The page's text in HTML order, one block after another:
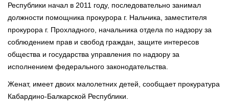
Республики начал в 2011 году, последовательно занимал
должности помощника прокурора г. Нальчика, заместителя
прокурора г. Прохладного, начальника отдела по надзору за
соблюдением прав и свобод граждан, защите интересов
общества и государства управления по надзору за
исполнением федерального законодательства.
Женат, имеет двоих малолетних детей, сообщает прокуратура
Кабардино-Балкарской Республики.